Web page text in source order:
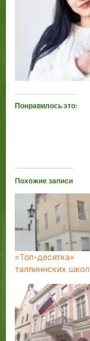
Понравилось это:
Похожие записи
«Топ-десятка»
таллиннских школ